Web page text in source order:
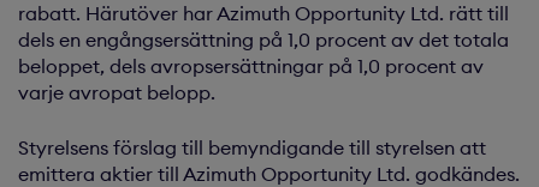
rabatt. Härutöver har Azimuth Opportunity Ltd. rätt till
dels en engångsersättning på 1,0 procent av det totala
beloppet, dels avropsersättningar på 1,0 procent av
varje avropat belopp.
Styrelsens förslag till bemyndigande till styrelsen att
emittera aktier till Azimuth Opportunity Ltd. godkändes.